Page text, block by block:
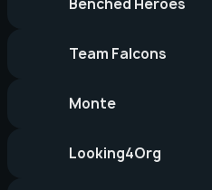
Benched Heroes
Team Falcons
Monte
Looking4Org